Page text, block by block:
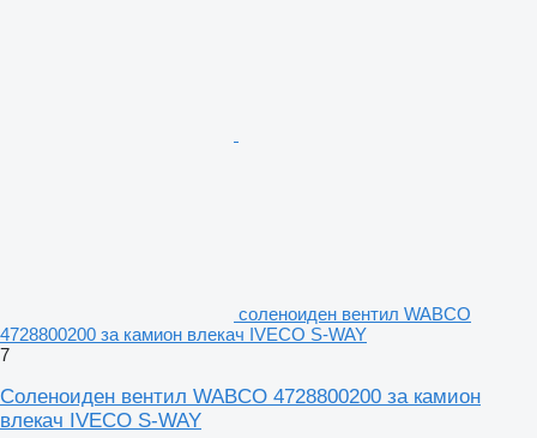
соленоиден вентил WABCO
4728800200 за камион влекач IVECO S-WAY
7
Соленоиден вентил WABCO 4728800200 за камион
влекач IVECO S-WAY